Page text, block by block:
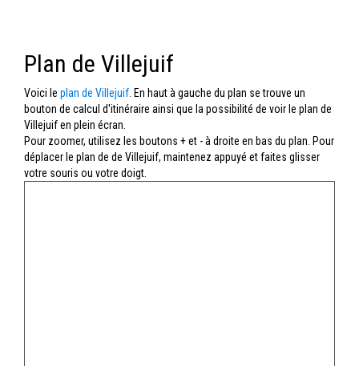
Plan de Villejuif
Voici le plan de Villejuif . En haut à gauche du plan se trouve un
bouton de calcul d'itinéraire ainsi que la possibilité de voir le plan de
Villejuif en plein écran.
Pour zoomer, utilisez les boutons + et - à droite en bas du plan. Pour
déplacer le plan de de Villejuif, maintenez appuyé et faites glisser
votre souris ou votre doigt.